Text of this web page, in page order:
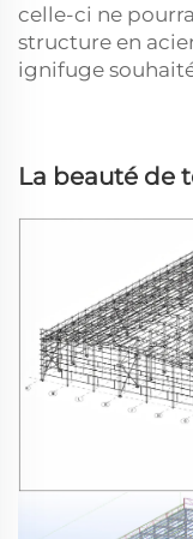
celle-ci ne
structure en
ignifuge
La beauté de